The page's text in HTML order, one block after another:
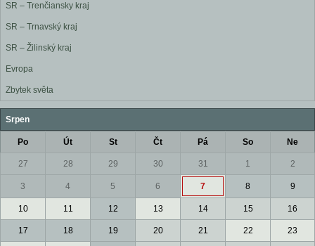
SR – Trenčiansky kraj
SR – Trnavský kraj
SR – Žilinský kraj
Evropa
Zbytek světa
Srpen
Po Út St Čt Pá So Ne
27 28 29 30 31 1 2
3 4 5 6 7 8 9
10 11 12 13 14 15 16
17 18 19 20 21 22 23